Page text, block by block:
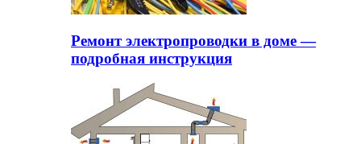
Ремонт электропроводки в доме —
подробная инструкция